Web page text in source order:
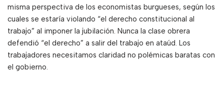
misma perspectiva de los economistas burgueses, según los
cuales se estaría violando “el derecho constitucional al
trabajo” al imponer la jubilación. Nunca la clase obrera
defendió “el derecho” a salir del trabajo en ataúd. Los
trabajadores necesitamos claridad no polémicas baratas con
el gobierno.